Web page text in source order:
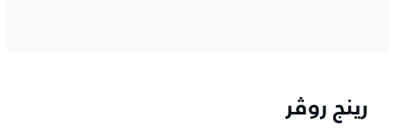
رينج روڤر